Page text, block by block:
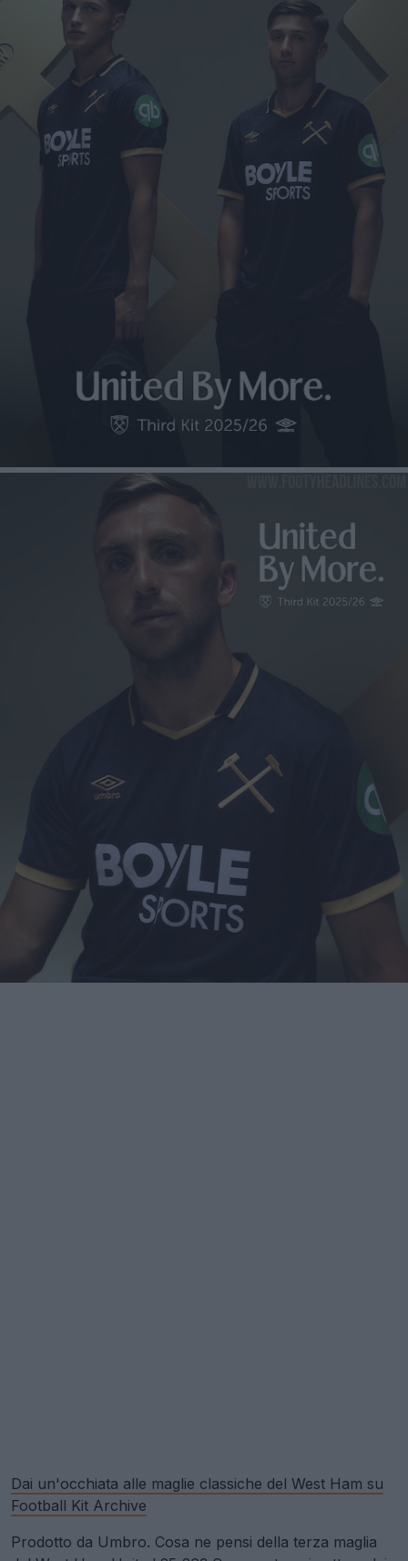
Dai un'occhiata alle maglie classiche del West Ham su
Football Kit Archive
Prodotto da Umbro. Cosa ne pensi della terza maglia